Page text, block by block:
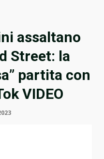
assaltano
Street: la
partita con
VIDEO